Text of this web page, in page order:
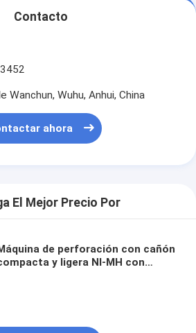
Contacto
Wanchun, Wuhu, Anhui, China
ahora
El Mejor Precio Por
de perforación con cañón
y ligera NI-MH con